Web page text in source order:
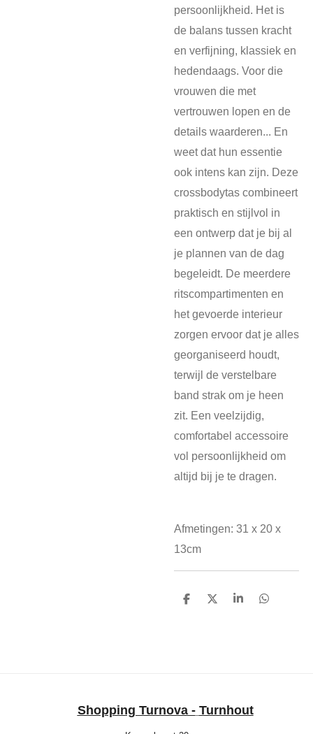
persoonlijkheid. Het is
de balans tussen kracht
en verfijning, klassiek en
hedendaags. Voor die
vrouwen die met
vertrouwen lopen en de
details waarderen... En
weet dat hun essentie
ook intens kan zijn. Deze
crossbodytas combineert
praktisch en stijlvol in
een ontwerp dat je bij al
je plannen van de dag
begeleidt. De meerdere
ritscompartimenten en
het gevoerde interieur
zorgen ervoor dat je alles
georganiseerd houdt,
terwijl de verstelbare
band strak om je heen
zit. Een veelzijdig,
comfortabel accessoire
vol persoonlijkheid om
altijd bij je te dragen.
Afmetingen: 31 x 20 x
13cm
D
D
S
D
Shopping Turnova - Turnhout